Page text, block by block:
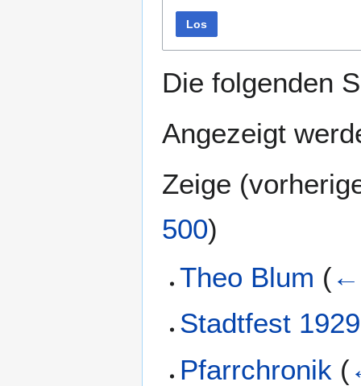
Los
Die folgenden
Angezeigt
Zeige (
500)
Theo Blum (←
Stadtfest 1929
Pfarrchronik (